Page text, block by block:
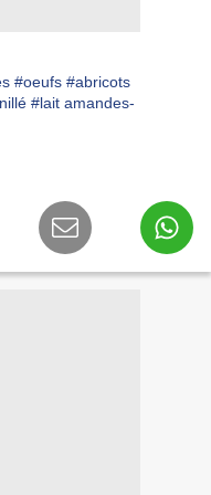
#oeufs #abricots
#lait amandes-